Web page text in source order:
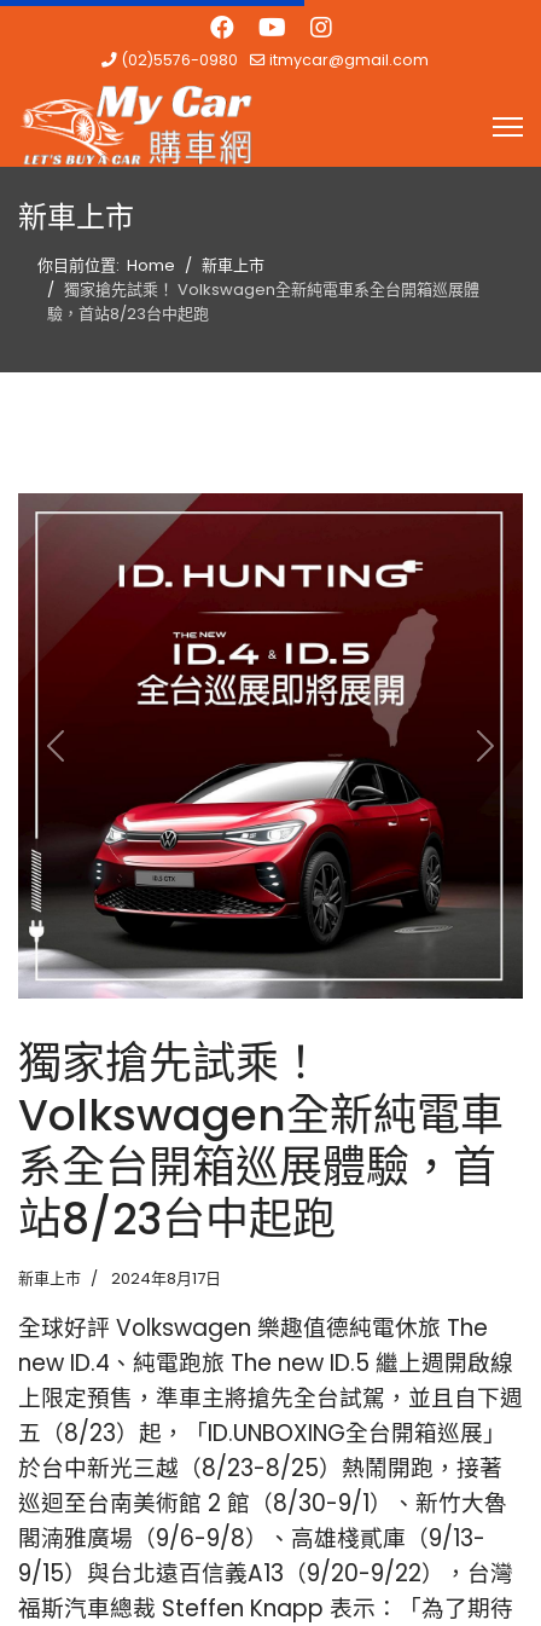
(02)5576-0980 itmycar@gmail.com
新車上市
你目前位置: Home
新車上市
獨家搶先試乘！ Volkswagen全新純電車系全台開箱巡展體
驗，首站8/23台中起跑
Previous Next
獨家搶先試乘！
Volkswagen全新純電車
系全台開箱巡展體驗，首
站8/23台中起跑
新車上市 2024年8月17日
全球好評 Volkswagen 樂趣值德純電休旅 The
new ID.4、純電跑旅 The new ID.5 繼上週開啟線
上限定預售，準車主將搶先全台試駕，並且自下週
五（8/23）起，「ID.UNBOXING全台開箱巡展」
於台中新光三越（8/23-8/25）熱鬧開跑，接著
巡迴至台南美術館 2 館（8/30-9/1）、新竹大魯
閣湳雅廣場（9/6-9/8）、高雄棧貳庫（9/13-
9/15）與台北遠百信義A13（9/20-9/22），台灣
福斯汽車總裁 Steffen Knapp 表示：「為了期待